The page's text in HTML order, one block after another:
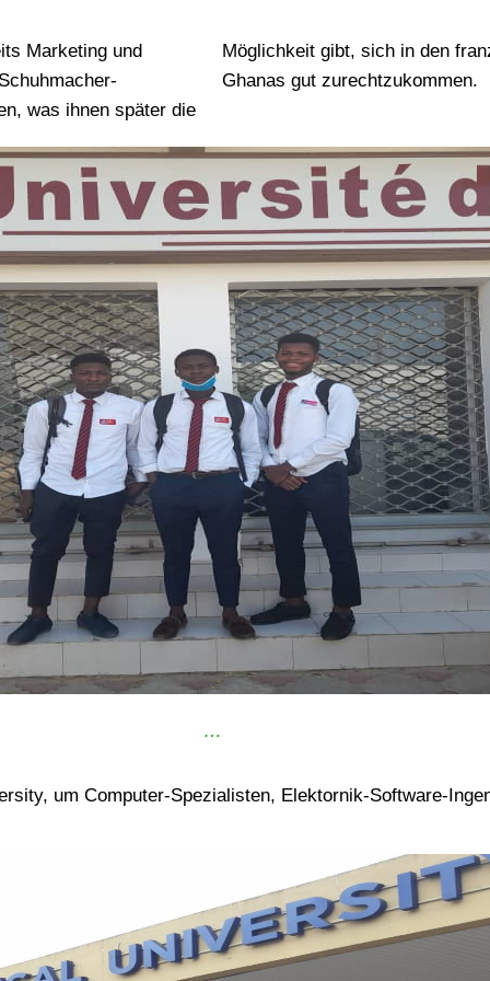
Marketing und
was ihnen später die
Nachbarländern
Ghanas gut zurechtzukommen.
…
um Computer-Spezialisten, Elektornik-Software-